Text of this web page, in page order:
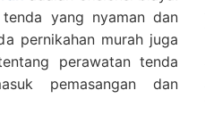
yang nyaman dan
pernikahan murah juga
perawatan tenda
pemasangan dan